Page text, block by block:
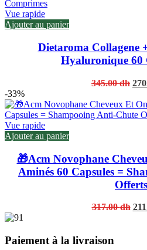
Vue rapide
Ajouter au panier
Dietaroma Collagene
Hyaluronique 60
345.00dh
-33%
Vue rapide
Ajouter au panier
🎁Acm Novophane
Aminés 60 Capsules =
Offerts
317.00dh
Paiement à la livraison